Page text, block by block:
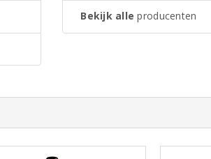
Bekijk alle producenten